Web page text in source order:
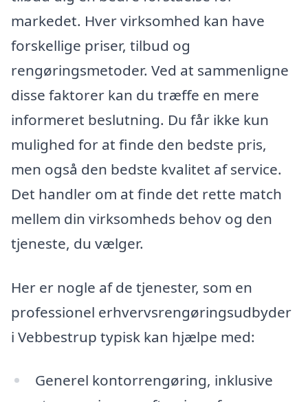
markedet. Hver virksomhed kan have
forskellige priser, tilbud og
rengøringsmetoder. Ved at sammenligne
disse faktorer kan du træffe en mere
informeret beslutning. Du får ikke kun
mulighed for at finde den bedste pris,
men også den bedste kvalitet af service.
Det handler om at finde det rette match
mellem din virksomheds behov og den
tjeneste, du vælger.
Her er nogle af de tjenester, som en
professionel erhvervsrengøringsudbyder
i Vebbestrup typisk kan hjælpe med:
Generel kontorrengøring, inklusive